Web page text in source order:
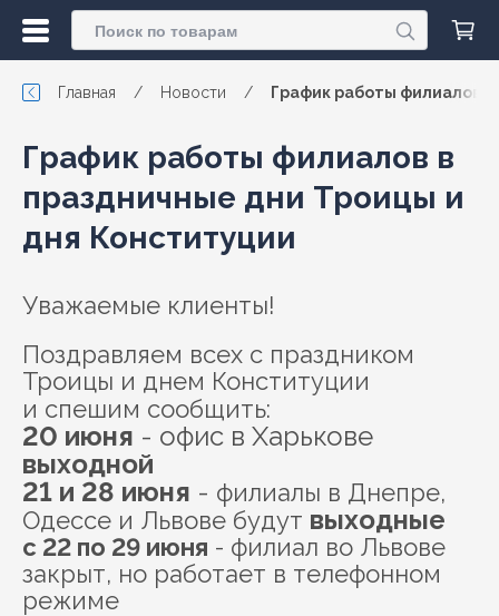
Главная / Новости / График работы филиалов
График работы филиалов в
праздничные дни Троицы и
дня Конституции
Уважаемые клиенты!
Поздравляем всех с праздником
Троицы и днем Конституции
и спешим сообщить:
20 июня - офис в Харькове
выходной
21 и 28 июня - филиалы в Днепре,
Одессе и Львове будут выходные
с 22 по 29 июня - филиал во Львове
закрыт, но работает в телефонном
режиме